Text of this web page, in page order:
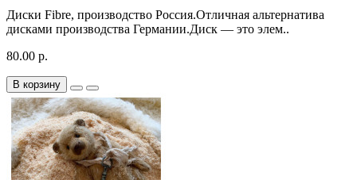
Диски Fibre, производство Россия.Отличная альтернатива
дисками производства Германии.Диск — это элем..
80.00 р.
В корзину